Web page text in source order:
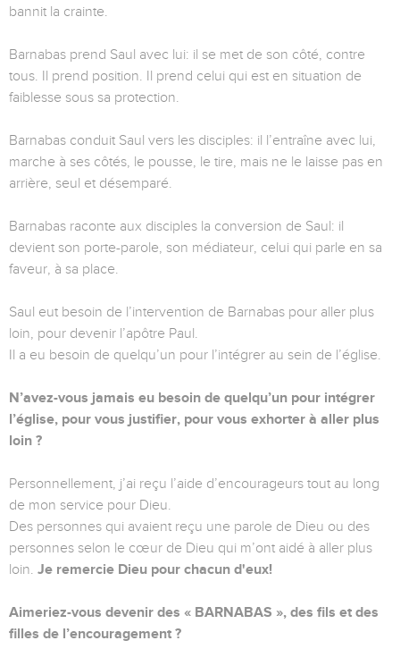
bannit la crainte.
Barnabas prend Saul avec lui: il se met de son côté, contre
tous. Il prend position. Il prend celui qui est en situation de
faiblesse sous sa protection.
Barnabas conduit Saul vers les disciples: il l’entraîne avec lui,
marche à ses côtés, le pousse, le tire, mais ne le laisse pas en
arrière, seul et désemparé.
Barnabas raconte aux disciples la conversion de Saul: il
devient son porte-parole, son médiateur, celui qui parle en sa
faveur, à sa place.
Saul eut besoin de l’intervention de Barnabas pour aller plus
loin, pour devenir l’apôtre Paul.
Il a eu besoin de quelqu’un pour l’intégrer au sein de l’église.
N’avez-vous jamais eu besoin de quelqu’un pour intégrer
l’église, pour vous justifier, pour vous exhorter à aller plus
loin ?
Personnellement, j’ai reçu l’aide d’encourageurs tout au long
de mon service pour Dieu.
Des personnes qui avaient reçu une parole de Dieu ou des
personnes selon le cœur de Dieu qui m’ont aidé à aller plus
loin. Je remercie Dieu pour chacun d'eux!
Aimeriez-vous devenir des « BARNABAS », des fils et des
filles de l’encouragement ?